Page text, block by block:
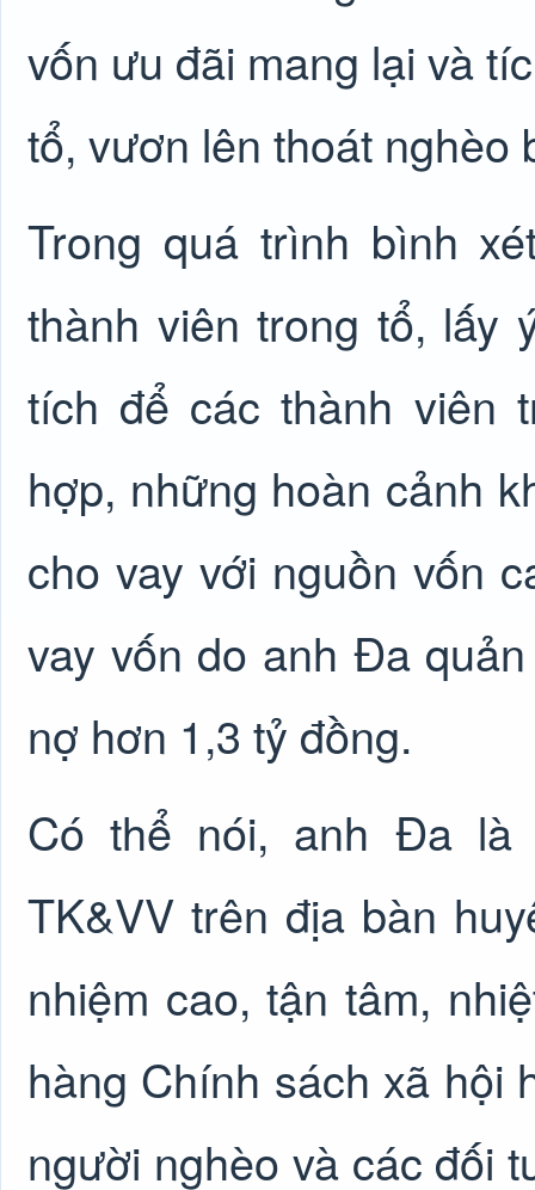
vốn ưu đãi mang lại và
tổ, vươn lên thoát nghèo
Trong quá trình bình
thành viên trong tổ, lấy
tích để các thành viên
hợp, những hoàn cảnh
cho vay với nguồn vốn
vay vốn do anh Đa
nợ hơn 1,3 tỷ đồng.
Có thể nói, anh Đa là
TK&VV trên địa bàn
nhiệm cao, tận tâm,
hàng Chính sách xã hội
người nghèo và các đối